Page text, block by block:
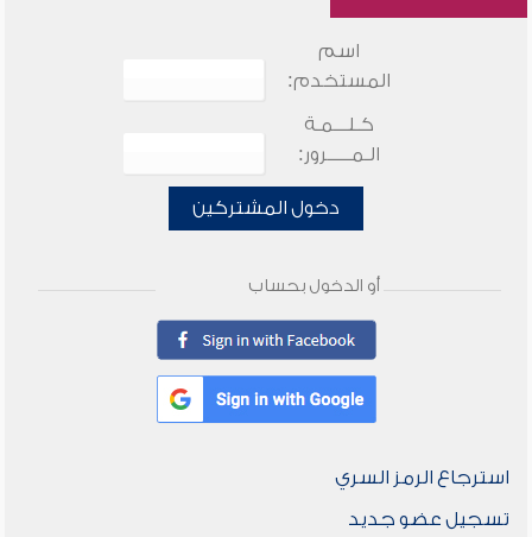
اسم
المستخدم:
كـلـــمـة
الـمـــــرور:
دخول المشتركين
أو الدخول بحساب
استرجاع الرمز السري
تسجيل عضو جديد